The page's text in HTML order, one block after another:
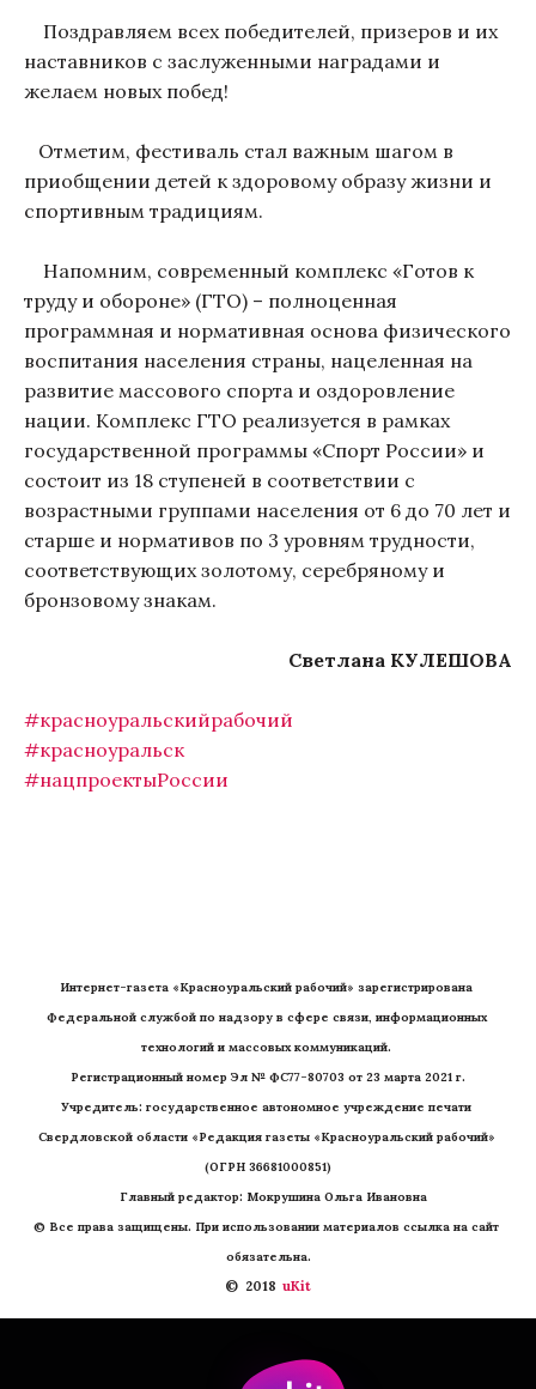
Поздравляем всех победителей, призеров и их
наставников с заслуженными наградами и
желаем новых побед!
Отметим, фестиваль стал важным шагом в
приобщении детей к здоровому образу жизни и
спортивным традициям.
Напомним, современный комплекс «Готов к
труду и обороне» (ГТО) – полноценная
программная и нормативная основа физического
воспитания населения страны, нацеленная на
развитие массового спорта и оздоровление
нации. Комплекс ГТО реализуется в рамках
государственной программы «Спорт России» и
состоит из 18 ступеней в соответствии с
возрастными группами населения от 6 до 70 лет и
старше и нормативов по 3 уровням трудности,
соответствующих золотому, серебряному и
бронзовому знакам.
Светлана КУЛЕШОВА
#красноуральскийрабочий
#красноуральск
#нацпроектыРоссии
Интернет-газета «Красноуральский рабочий» зарегистрирована
Федеральной службой по надзору в сфере связи, информационных
технологий и массовых коммуникаций.
Регистрационный номер Эл № ФС77-80703 от 23 марта 2021 г.
Учредитель: государственное автономное учреждение печати
Свердловской области «Редакция газеты «Красноуральский рабочий»
(ОГРН 36681000851)
   Главный редактор: Мокрушина Ольга Ивановна
© Все права защищены. При использовании материалов ссылка на сайт
обязательна.
©  2018 uKit